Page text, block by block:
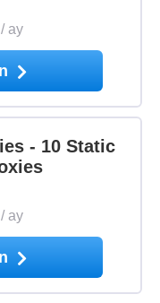
/ay
- 10 Static
/ay